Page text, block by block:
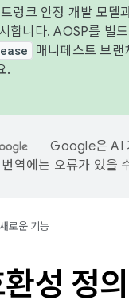
렁크 안정 개발 모델
합니다. AOSP를 빌
매니페스트 브
.
Google은 AI
역에는 오류가 있을
새로운 기능
성 정